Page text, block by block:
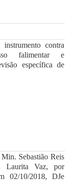
contra
falimentar e
específica de
Sebastião Reis
Laurita Vaz, por
02/10/2018, DJe